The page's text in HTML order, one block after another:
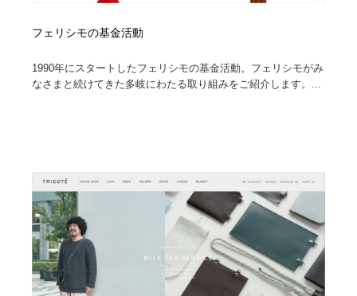
フェリシモの基金活動
1990年にスタートしたフェリシモの基金活動。フェリシモがみ
なさまと続けてきた多岐にわたる取り組みをご紹介します。...